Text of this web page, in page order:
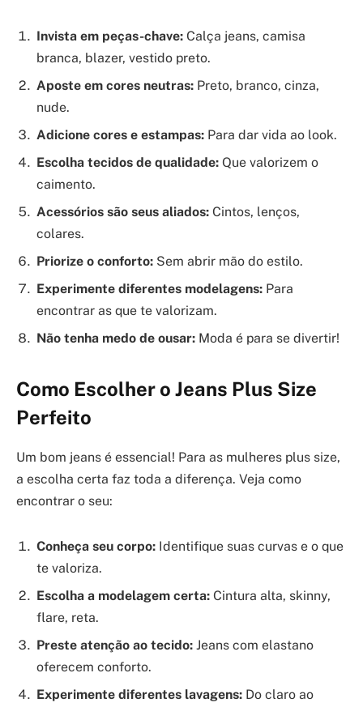
Invista em peças-chave: Calça jeans, camisa
branca, blazer, vestido preto.
Aposte em cores neutras: Preto, branco, cinza,
nude.
Adicione cores e estampas: Para dar vida ao look.
Escolha tecidos de qualidade: Que valorizem o
caimento.
Acessórios são seus aliados: Cintos, lenços,
colares.
Priorize o conforto: Sem abrir mão do estilo.
Experimente diferentes modelagens: Para
encontrar as que te valorizam.
Não tenha medo de ousar: Moda é para se divertir!
Como Escolher o Jeans Plus Size
Perfeito
Um bom jeans é essencial! Para as mulheres plus size,
a escolha certa faz toda a diferença. Veja como
encontrar o seu:
Conheça seu corpo: Identifique suas curvas e o que
te valoriza.
Escolha a modelagem certa: Cintura alta, skinny,
flare, reta.
Preste atenção ao tecido: Jeans com elastano
oferecem conforto.
Experimente diferentes lavagens: Do claro ao